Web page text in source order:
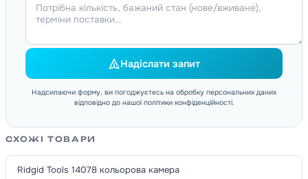
Надіслати запит
Надсилаючи форму, ви погоджуєтесь на обробку персональних даних
відповідно до нашої політики конфіденційності.
СХОЖІ ТОВАРИ
Ridgid Tools 14078 кольорова камера